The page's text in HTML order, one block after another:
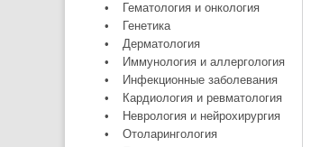
•
Гематология и онкология
•
Генетика
•
Дерматология
•
Иммунология и аллергология
•
Инфекционные заболевания
•
Кардиология и ревматология
•
Неврология и нейрохирургия
•
Отоларингология